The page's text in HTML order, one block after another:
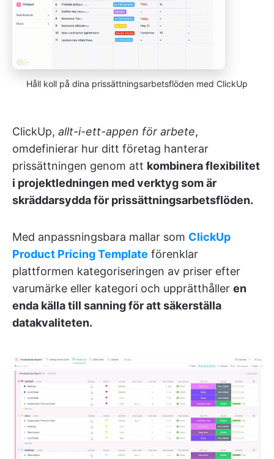
Håll koll på dina prissättningsarbetsflöden med ClickUp
ClickUp, allt-i-ett-appen för arbete,
omdefinierar hur ditt företag hanterar
prissättningen genom att kombinera flexibilitet
i projektledningen med verktyg som är
skräddarsydda för prissättningsarbetsflöden.
Med anpassningsbara mallar som ClickUp
Product Pricing Template förenklar
plattformen kategoriseringen av priser efter
varumärke eller kategori och upprätthåller en
enda källa till sanning för att säkerställa
datakvaliteten.